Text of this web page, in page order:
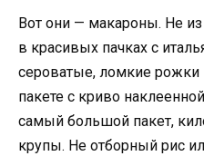
Вот они — макароны. Не
в красивых пачках с
сероватые, ломкие рожки
пакете с криво
самый большой пакет,
крупы. Не отборный рис